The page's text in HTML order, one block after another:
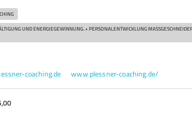
UND ENERGIEGEWINNUNG. • PERSONALENTWICKLUNG
coaching.de www.plessner-coaching.de/